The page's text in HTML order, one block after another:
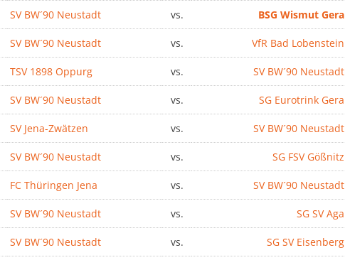
SV BW´90 Neustadt vs. BSG Wismut Gera
SV BW´90 Neustadt vs. VfR Bad Lobenstein
TSV 1898 Oppurg vs. SV BW´90 Neustadt
SV BW´90 Neustadt vs. SG Eurotrink Gera
SV Jena-Zwätzen vs. SV BW´90 Neustadt
SV BW´90 Neustadt vs. SG FSV Gößnitz
FC Thüringen Jena vs. SV BW´90 Neustadt
SV BW´90 Neustadt vs. SG SV Aga
SV BW´90 Neustadt vs. SG SV Eisenberg